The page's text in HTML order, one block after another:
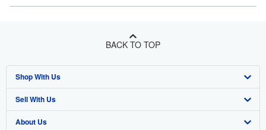
BACK TO TOP
Shop With Us
Advanced Search
Browse Collections
Sell With Us
Start Selling
About Us